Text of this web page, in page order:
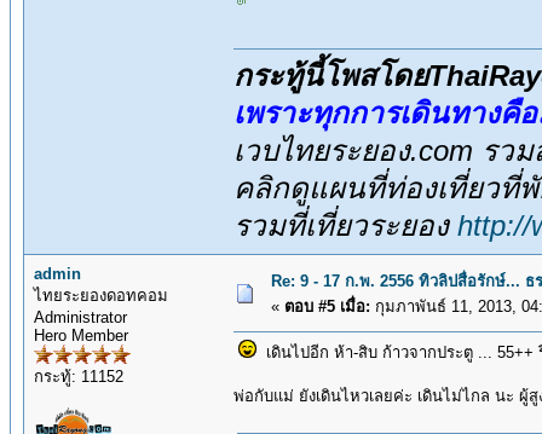
กระทู้นี้โพสโดย
เพราะทุกการเดินทางคื
เวบไทยระยอง.com ร
คลิกดูแผนที่ท่องเที่ยวที่
รวมที่เที่ยวระยอง http://
admin
ไทยระยองดอทคอม
Administrator
Hero Member
กระทู้: 11152
Re: 9 - 17 ก.พ. 2556 ทิวลิปสื่อรักษ์...
« ตอบ #5 เมื่อ: กุมภาพันธ์ 11, 2013,
เดินไปอีก ห้า-สิบ ก้าวจากประตู ... 55++
พ่อกับแม่ ยังเดินไหวเลยค่ะ เดินไม่ไกล นะ ผู้